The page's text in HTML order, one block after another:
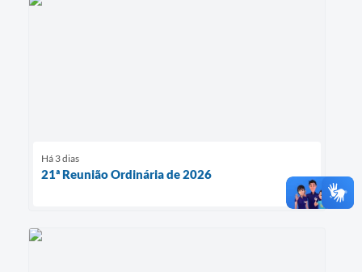
Há 3 dias
21ª Reunião Ordinária de 2026